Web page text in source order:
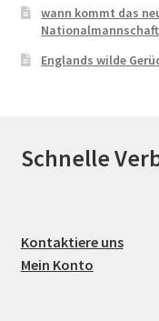
wann kommt das
Nationalmannschaft
Englands wilde
Schnelle
Kontaktiere uns
Mein Konto